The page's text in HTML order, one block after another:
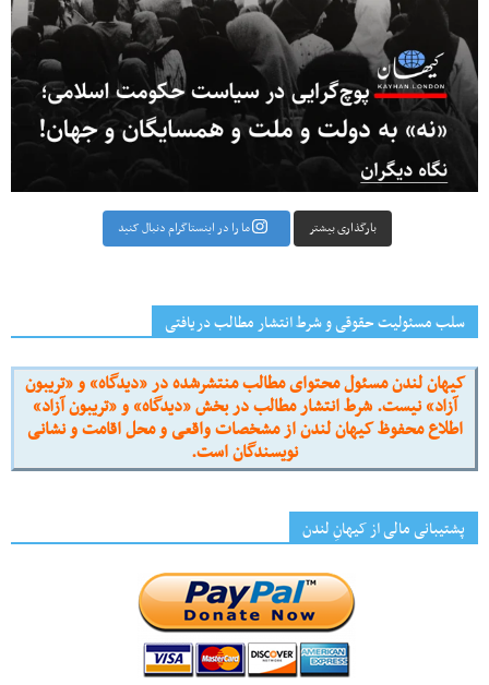
بارگذاری بیشتر ما را در اینستاگرام دنبال کنید
سلب مسئولیت حقوقی و شرط انتشار مطالب دریافتی
کیهان لندن مسئول محتوای مطالب منتشرشده در «دیدگاه» و «تریبون
آزاد» نیست. شرط انتشار مطالب در بخش «دیدگاه» و «تریبون آزاد»
اطلاع محفوظ کیهان لندن از مشخصات واقعی و محل اقامت و نشانی
نویسندگان است.
پشتیبانی مالی از کیهانِ لندن